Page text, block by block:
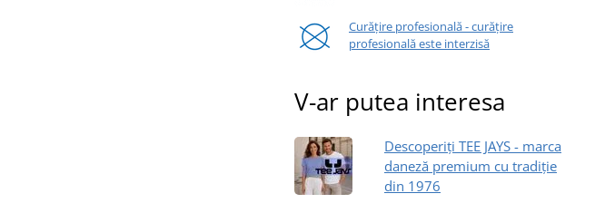
Curățire profesională - curățire
profesională este interzisă
V-ar putea interesa
Descoperiți TEE JAYS - marca
daneză premium cu tradiție
din 1976